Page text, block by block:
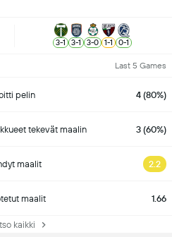
3-1 3-1 3-0 1-1 0-1
Last 5 Games
pelin 4 (80%)
tekevät maalin 3 (60%)
maalit 2.2
maalit 1.66
kaikki